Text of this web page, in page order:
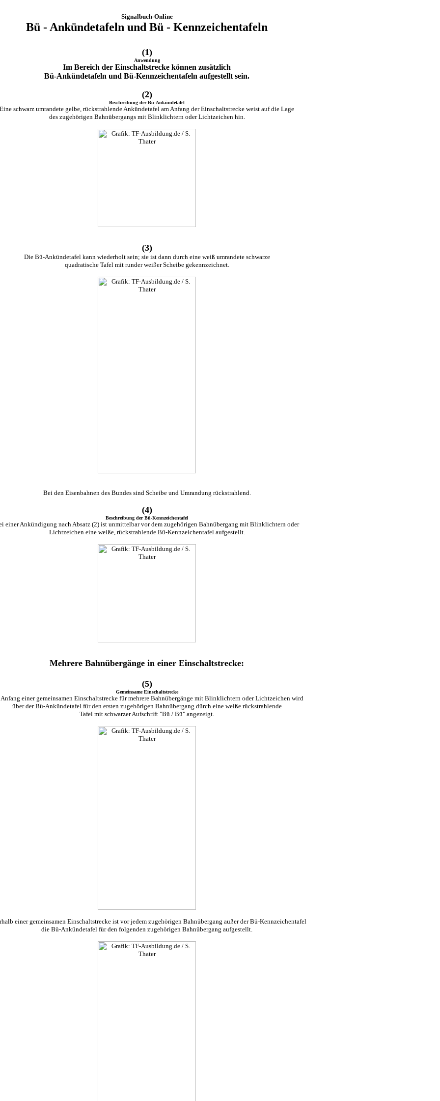
Signalbuch-Online
Bü - Ankündetafeln und Bü - Kennzeichentafeln
(1)
Anwendung
Im Bereich der Einschaltstrecke können zusätzlich
Bü-Ankündetafeln und Bü-Kennzeichentafeln aufgestellt sein.
(2)
Beschreibung der Bü-Ankündetafel
Eine schwarz umrandete gelbe, rückstrahlende Ankündetafel am Anfang der Einschaltstrecke weist auf die Lage
des zugehörigen Bahnübergangs mit Blinklichtern oder Lichtzeichen hin.
(3)
Die Bü-Ankündetafel kann wiederholt sein; sie ist dann durch eine weiß umrandete schwarze
quadratische Tafel mit runder weißer Scheibe gekennzeichnet.
Bei den Eisenbahnen des Bundes sind Scheibe und Umrandung rückstrahlend.
(4)
Beschreibung der Bü-Kennzeichentafel
einer Ankündigung nach Absatz (2) ist unmittelbar vor dem zugehörigen Bahnübergang mit Blinklichtern oder
Lichtzeichen eine weiße, rückstrahlende Bü-Kennzeichentafel aufgestellt.
Mehrere Bahnübergänge in einer Einschaltstrecke:
(5)
Gemeinsame Einschaltstrecke
Anfang einer gemeinsamen Einschaltstrecke für mehrere Bahnübergänge mit Blinklichtern oder Lichtzeichen wird
über der Bü-Ankündetafel für den ersten zugehörigen Bahnübergang dürch eine weiße rückstrahlende
Tafel mit schwarzer Aufschrift "Bü / Bü" angezeigt.
einer gemeinsamen Einschaltstrecke ist vor jedem zugehörigen Bahnübergang außer der Bü-Kennzeichentafel
die Bü-Ankündetafel für den folgenden zugehörigen Bahnübergang aufgestellt.